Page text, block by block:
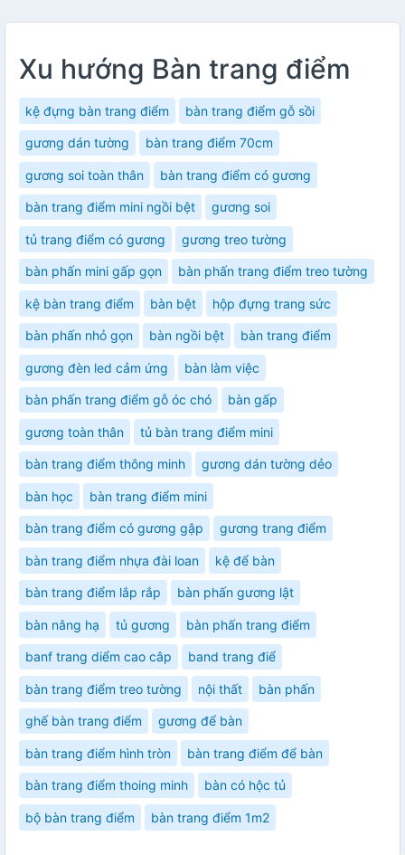
Xu hướng Bàn trang điểm
kệ đựng bàn trang điểm bàn trang điểm gỗ sồi
gương dán tường bàn trang điểm 70cm
gương soi toàn thân bàn trang điểm có gương
bàn trang điểm mini ngồi bệt gương soi
tủ trang điểm có gương gương treo tường
bàn phấn mini gấp gọn bàn phấn trang điểm treo tường
kệ bàn trang điểm bàn bệt hộp đựng trang sức
bàn phấn nhỏ gọn bàn ngồi bệt bàn trang điểm
gương đèn led cảm ứng bàn làm việc
bàn phấn trang điểm gỗ óc chó bàn gấp
gương toàn thân tủ bàn trang điểm mini
bàn trang điểm thông minh gương dán tường dẻo
bàn học bàn trang điểm mini
bàn trang điểm có gương gập gương trang điểm
bàn trang điểm nhựa đài loan kệ để bàn
bàn trang điểm lắp rắp bàn phấn gương lật
bàn nâng hạ tủ gương bàn phấn trang điểm
banf trang diểm cao câp band trang điể
bàn trang điểm treo tường nội thất bàn phấn
ghế bàn trang điểm gương để bàn
bàn trang điểm hình tròn bàn trang điểm để bàn
bàn trang điểm thoing minh bàn có hộc tủ
bộ bàn trang điểm bàn trang điểm 1m2